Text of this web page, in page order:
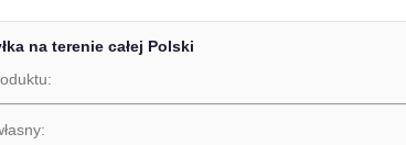
na terenie całej Polski